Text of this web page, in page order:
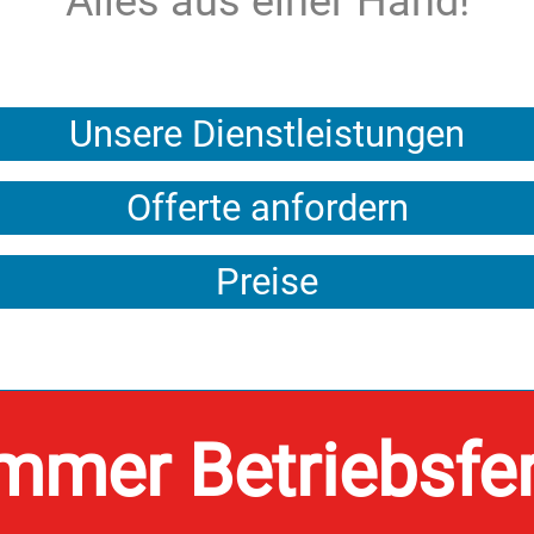
Unsere Dienstleistungen
Offerte anfordern
Preise